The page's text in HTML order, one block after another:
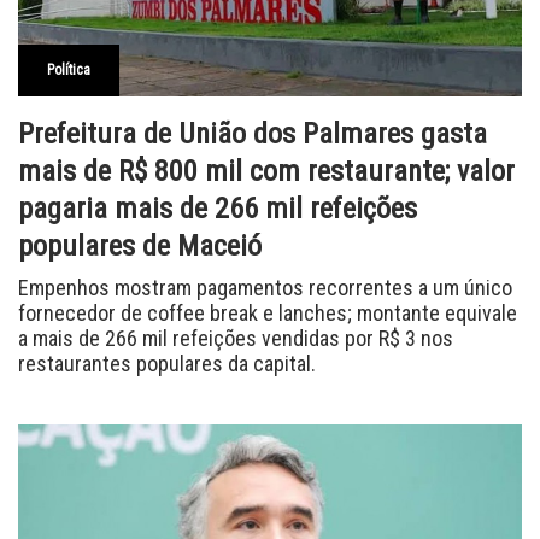
Política
Prefeitura de União dos Palmares gasta
mais de R$ 800 mil com restaurante; valor
pagaria mais de 266 mil refeições
populares de Maceió
Empenhos mostram pagamentos recorrentes a um único
fornecedor de coffee break e lanches; montante equivale
a mais de 266 mil refeições vendidas por R$ 3 nos
restaurantes populares da capital.